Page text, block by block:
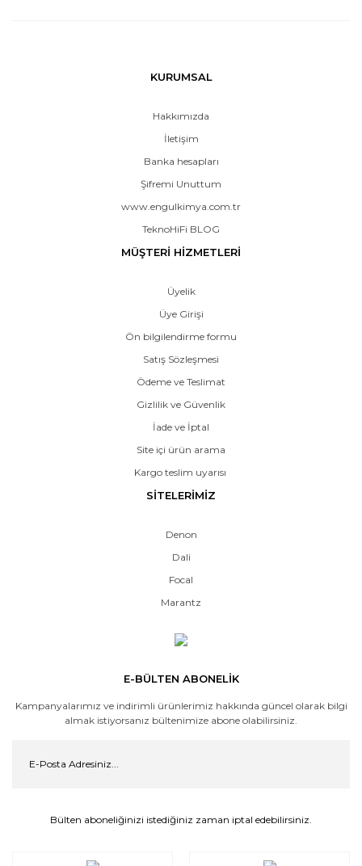
KURUMSAL
Hakkımızda
İletişim
Banka hesapları
Şifremi Unuttum
www.engulkimya.com.tr
TeknoHiFi BLOG
MÜŞTERİ HİZMETLERİ
Üyelik
Üye Girişi
Ön bilgilendirme formu
Satış Sözleşmesi
Ödeme ve Teslimat
Gizlilik ve Güvenlik
İade ve İptal
Site içi ürün arama
Kargo teslim uyarısı
SİTELERİMİZ
Denon
Dali
Focal
Marantz
E-BÜLTEN ABONELİK
Kampanyalarımız ve indirimli ürünlerimiz hakkında güncel olarak bilgi
almak istiyorsanız bültenimize abone olabilirsiniz.
Bülten aboneliğinizi istediğiniz zaman iptal edebilirsiniz.